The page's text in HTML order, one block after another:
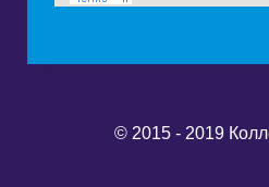
© 2015 - 2019